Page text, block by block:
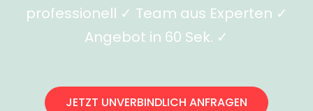
professionell ✓ Team aus Experten ✓
Angebot in 60 Sek. ✓
JETZT UNVERBINDLICH ANFRAGEN